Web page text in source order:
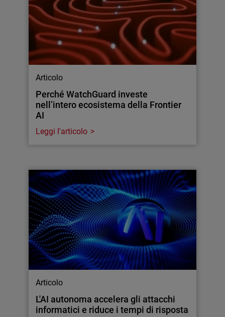
Articolo
Perché WatchGuard investe
nell’intero ecosistema della Frontier
AI
Leggi l'articolo
Articolo
L'AI autonoma accelera gli attacchi
informatici e riduce i tempi di risposta